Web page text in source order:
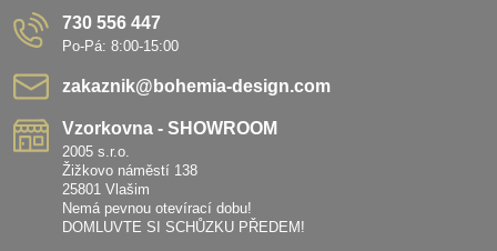
730 556 447
Po-Pá: 8:00-15:00
zakaznik​@bohemia-design​.com
Vzorkovna - SHOWROOM
2005 s.r.o.
Žižkovo náměstí 138
25801 Vlašim
Nemá pevnou otevírací dobu!
DOMLUVTE SI SCHŮZKU PŘEDEM!